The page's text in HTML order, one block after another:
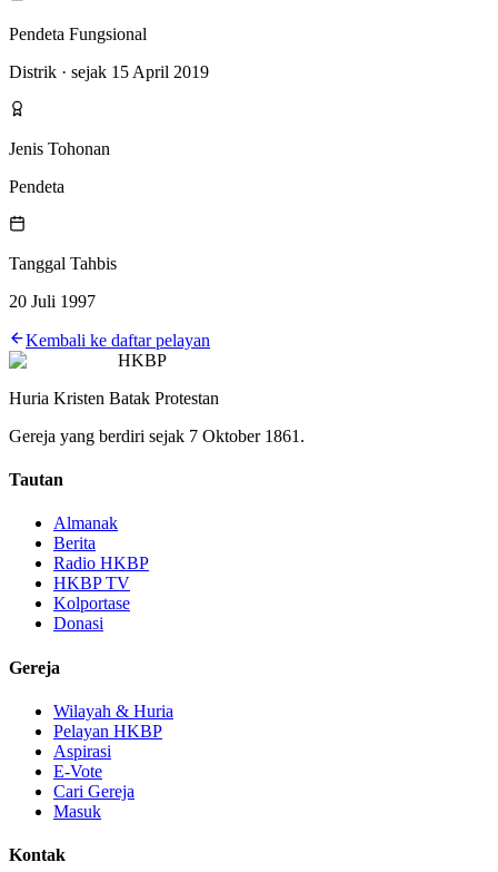
Pendeta Fungsional
Distrik · sejak 15 April 2019
Jenis Tohonan
Pendeta
Tanggal Tahbis
20 Juli 1997
Kembali ke daftar pelayan
HKBP
Huria Kristen Batak Protestan
Gereja yang berdiri sejak 7 Oktober 1861.
Tautan
Almanak
Berita
Radio HKBP
HKBP TV
Kolportase
Donasi
Gereja
Wilayah & Huria
Pelayan HKBP
Aspirasi
E-Vote
Cari Gereja
Masuk
Kontak